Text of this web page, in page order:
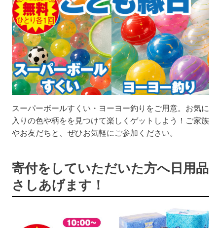
スーパーボールすくい・ヨーヨー釣りをご用意。お気に
入りの色や柄をを見つけて楽しくゲットしよう！ご家族
やお友だちと、ぜひお気軽にご参加ください。
寄付をしていただいた方へ日用品
さしあげます！